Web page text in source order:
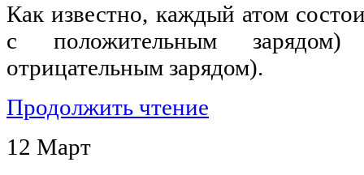
Как известно, каждый атом
с положительным
отрицательным зарядом).
Продолжить чтение
12 Март